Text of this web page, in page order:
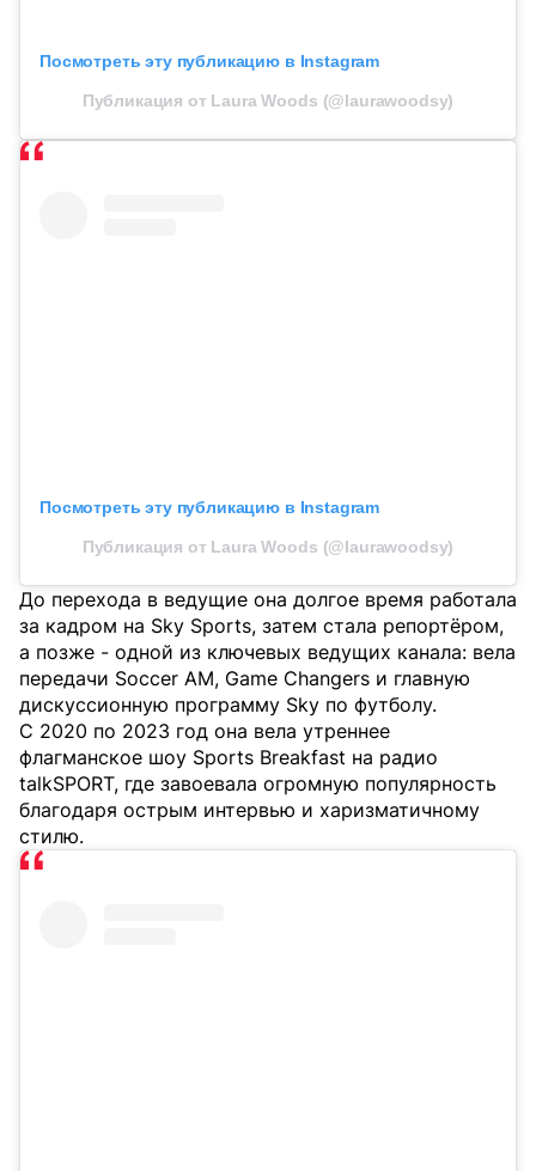
Посмотреть эту публикацию в Instagram
Публикация от Laura Woods (@laurawoodsy)
Посмотреть эту публикацию в Instagram
Публикация от Laura Woods (@laurawoodsy)
До перехода в ведущие она долгое время работала
за кадром на Sky Sports, затем стала репортёром,
а позже - одной из ключевых ведущих канала: вела
передачи Soccer AM, Game Changers и главную
дискуссионную программу Sky по футболу.
С 2020 по 2023 год она вела утреннее
флагманское шоу Sports Breakfast на радио
talkSPORT, где завоевала огромную популярность
благодаря острым интервью и харизматичному
стилю.